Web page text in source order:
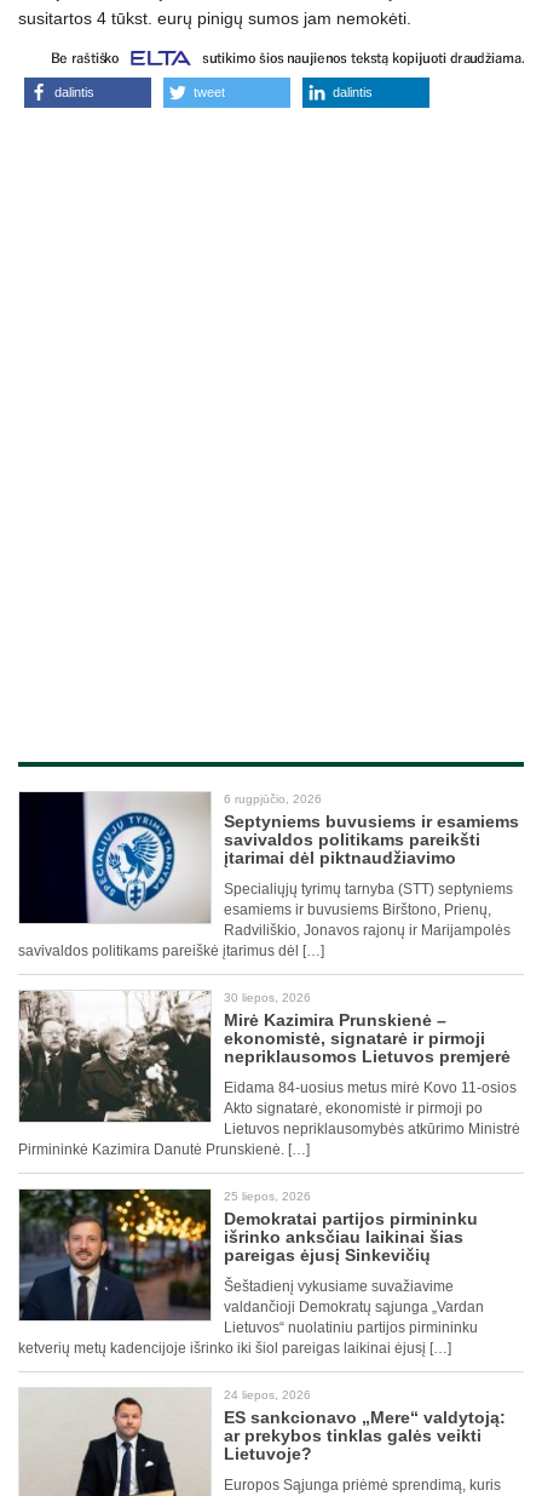
susitartos 4 tūkst. eurų pinigų sumos jam nemokėti.
dalintis tweet dalintis
6 rugpjūčio, 2026
Septyniems buvusiems ir esamiems
savivaldos politikams pareikšti
įtarimai dėl piktnaudžiavimo
Specialiųjų tyrimų tarnyba (STT) septyniems
esamiems ir buvusiems Birštono, Prienų,
Radviliškio, Jonavos rajonų ir Marijampolės
savivaldos politikams pareiškė įtarimus dėl […]
30 liepos, 2026
Mirė Kazimira Prunskienė –
ekonomistė, signatarė ir pirmoji
nepriklausomos Lietuvos premjerė
Eidama 84-uosius metus mirė Kovo 11-osios
Akto signatarė, ekonomistė ir pirmoji po
Lietuvos nepriklausomybės atkūrimo Ministrė
Pirmininkė Kazimira Danutė Prunskienė. […]
25 liepos, 2026
Demokratai partijos pirmininku
išrinko anksčiau laikinai šias
pareigas ėjusį Sinkevičių
Šeštadienį vykusiame suvažiavime
valdančioji Demokratų sąjunga „Vardan
Lietuvos“ nuolatiniu partijos pirmininku
ketverių metų kadencijoje išrinko iki šiol pareigas laikinai ėjusį […]
24 liepos, 2026
ES sankcionavo „Mere“ valdytoją:
ar prekybos tinklas galės veikti
Lietuvoje?
Europos Sąjunga priėmė sprendimą, kuris